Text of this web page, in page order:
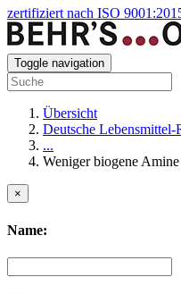
zertifiziert nach ISO
Toggle navigation
Übersicht
Deutsche Lebensmittel-
...
Weniger biogene
×
Name: